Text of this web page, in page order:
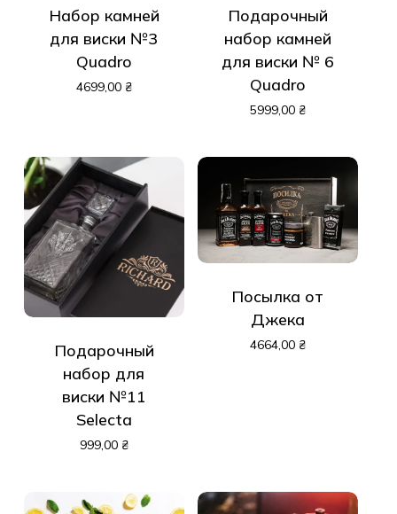
Набор камней
для виски №3
Quadro
4699,00 ₴
Подарочный
набор камней
для виски № 6
Quadro
5999,00 ₴
Подарочный
набор для
виски №11
Selecta
999,00 ₴
Посылка от
Джека
4664,00 ₴